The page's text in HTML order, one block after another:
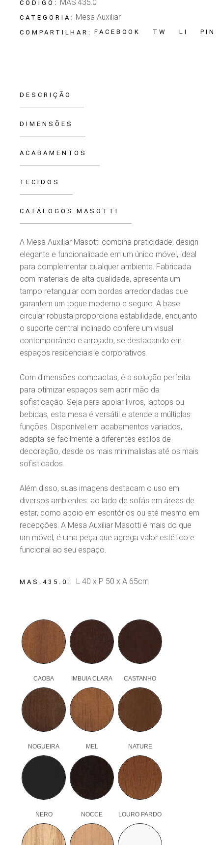
CÓDIGO: MAS.435.0
CATEGORIA: Mesa Auxiliar
COMPARTILHAR: FACEBOOK TW LI PIN
DESCRIÇÃO
DIMENSÕES
ACABAMENTOS
TECIDOS
CATÁLOGOS MASOTTI
A Mesa Auxiliar Masotti combina praticidade, design
elegante e funcionalidade em um único móvel, ideal
para complementar qualquer ambiente. Fabricada
com materiais de alta qualidade, apresenta um
tampo retangular com bordas arredondadas que
garantem um toque moderno e seguro. A base
circular robusta proporciona estabilidade, enquanto
o suporte central inclinado confere um visual
contemporâneo e arrojado, se destacando em
espaços residenciais e corporativos.
Com dimensões compactas, é a solução perfeita
para otimizar espaços sem abrir mão da
sofisticação. Seja para apoiar livros, laptops ou
bebidas, esta mesa é versátil e atende a múltiplas
funções. Disponível em acabamentos variados,
adapta-se facilmente a diferentes estilos de
decoração, desde os mais minimalistas até os mais
sofisticados.
Além disso, suas imagens destacam o uso em
diversos ambientes: ao lado de sofás em áreas de
estar, como apoio em escritórios ou até mesmo em
recepções. A Mesa Auxiliar Masotti é mais do que
um móvel, é uma peça que agrega valor estético e
funcional ao seu espaço.
MAS.435.0 L 40 x P 50 x A 65cm
CAOBA IMBUIA CLARA CASTANHO
NOGUEIRA MEL NATURE
NERO NOCCE LOURO PARDO